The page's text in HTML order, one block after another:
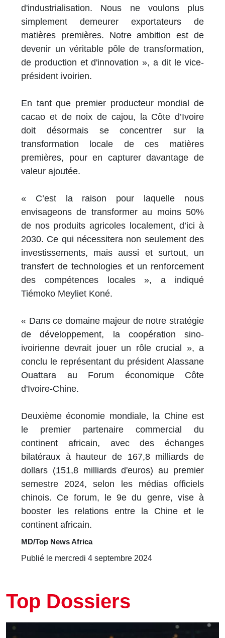
d'industrialisation. Nous ne voulons plus
simplement demeurer exportateurs de
matières premières. Notre ambition est de
devenir un véritable pôle de transformation,
de production et d'innovation », a dit le vice-
président ivoirien.
En tant que premier producteur mondial de
cacao et de noix de cajou, la Côte d’Ivoire
doit désormais se concentrer sur la
transformation locale de ces matières
premières, pour en capturer davantage de
valeur ajoutée.
« C’est la raison pour laquelle nous
envisageons de transformer au moins 50%
de nos produits agricoles localement, d’ici à
2030. Ce qui nécessitera non seulement des
investissements, mais aussi et surtout, un
transfert de technologies et un renforcement
des compétences locales », a indiqué
Tiémoko Meyliet Koné.
« Dans ce domaine majeur de notre stratégie
de développement, la coopération sino-
ivoirienne devrait jouer un rôle crucial », a
conclu le représentant du président Alassane
Ouattara au Forum économique Côte
d'Ivoire-Chine.
Deuxième économie mondiale, la Chine est
le premier partenaire commercial du
continent africain, avec des échanges
bilatéraux à hauteur de 167,8 milliards de
dollars (151,8 milliards d'euros) au premier
semestre 2024, selon les médias officiels
chinois. Ce forum, le 9e du genre, vise à
booster les relations entre la Chine et le
continent africain.
MD/Top News Africa
Publié le mercredi 4 septembre 2024
Top Dossiers